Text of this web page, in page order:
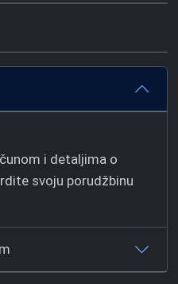
i detaljima o
svoju porudžbinu